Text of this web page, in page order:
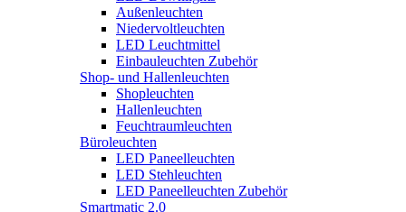
Außenleuchten
Niedervoltleuchten
LED Leuchtmittel
Einbauleuchten Zubehör
Shop- und Hallenleuchten
Shopleuchten
Hallenleuchten
Feuchtraumleuchten
Büroleuchten
LED Paneelleuchten
LED Stehleuchten
LED Paneelleuchten Zubehör
Smartmatic 2.0